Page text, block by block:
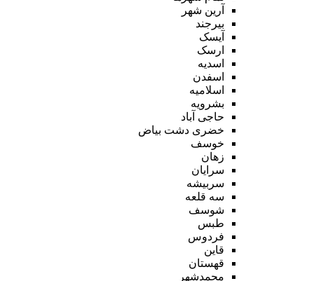
آرین شهر
بیرجند
آیسک
ارسک
اسدیه
اسفدن
اسلامیه
بشرویه
حاجی آباد
خضری دشت بیاض
خوسف
زهان
سرایان
سربیشه
سه قلعه
شوسف
طبس
فردوس
قاین
قهستان
محمدشهر